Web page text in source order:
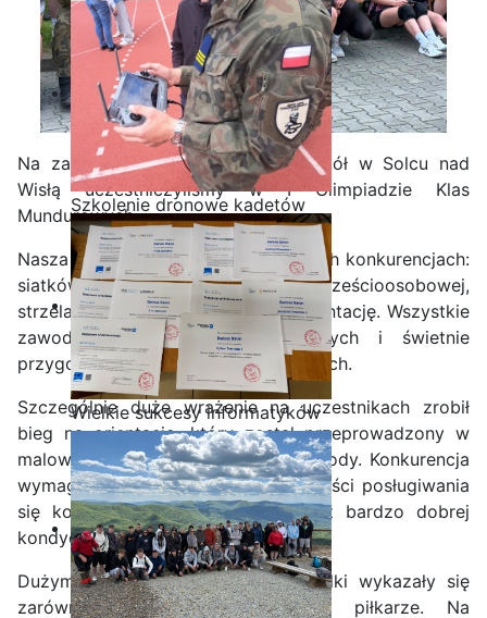
Szkolenie dronowe kadetów
OPW w Staszicu
Wielkie sukcesy informatyków
ze Staszica w Akademii
CISCO!
Na zaproszenie dyrekcji Zespół Szkół w Solcu nad
Wisłą uczestniczyliśmy w I Olimpiadzie Klas
Mundurowych.
Nasza szkoła rywalizowała w czterech konkurencjach:
siatkówce dziewcząt, piłce nożnej sześcioosobowej,
strzelaniu z KBKS oraz biegu na orientację. Wszystkie
zawody odbywały się na pięknych i świetnie
przygotowanych obiektach sportowych.
Szczególnie duże wrażenie na uczestnikach zrobił
bieg na orientację, który został przeprowadzony w
malowniczych okolicznościach przyrody. Konkurencja
wymagała od zawodników umiejętności posługiwania
się kompasem, czytania mapy oraz bardzo dobrej
kondycji fizycznej.
Dużym zaangażowaniem i wolą walki wykazały się
zarówno nasze siatkarki, jak i piłkarze. Na